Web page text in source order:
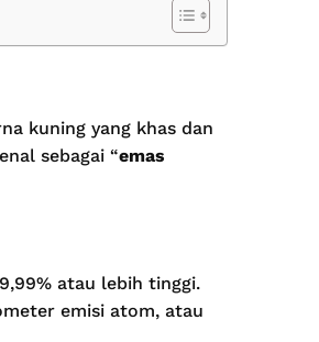
kuning yang khas dan
sebagai “emas
atau lebih tinggi.
emisi atom, atau